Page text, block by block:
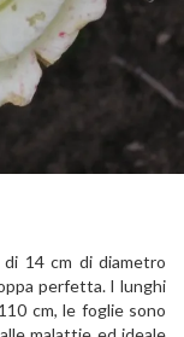
Next
14 cm di diametro
perfetta. I lunghi
cm, le foglie sono